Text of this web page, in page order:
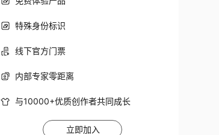
特殊身份标识
线下官方门票
内部专家零距离
与10000+优质创作者共同成长
立即加入